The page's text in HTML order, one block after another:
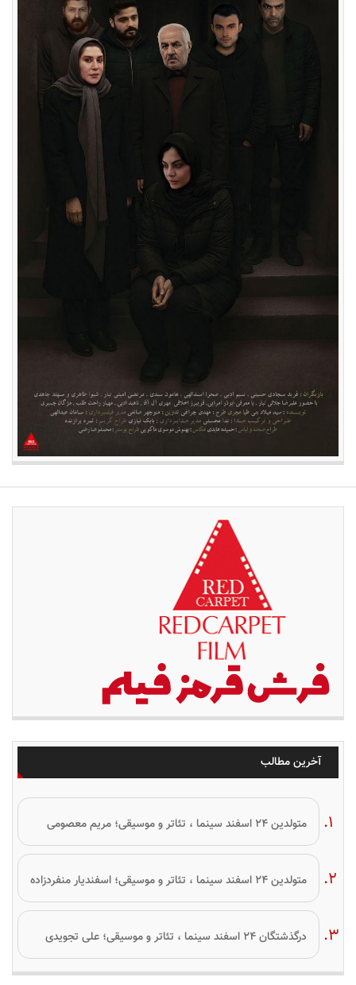
آخرین مطالب
متولدین ۲۴ اسفند سینما ، تئاتر و موسیقی؛ مریم معصومی
متولدین ۲۴ اسفند سینما ، تئاتر و موسیقی؛ اسفندیار منفردزاده
درگذشتگان ۲۴ اسفند سینما ، تئاتر و موسیقی؛ علی تجویدی